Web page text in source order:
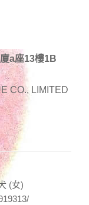
a座13樓1B
CO., LIMITED
(女)